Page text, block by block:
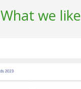
What we like